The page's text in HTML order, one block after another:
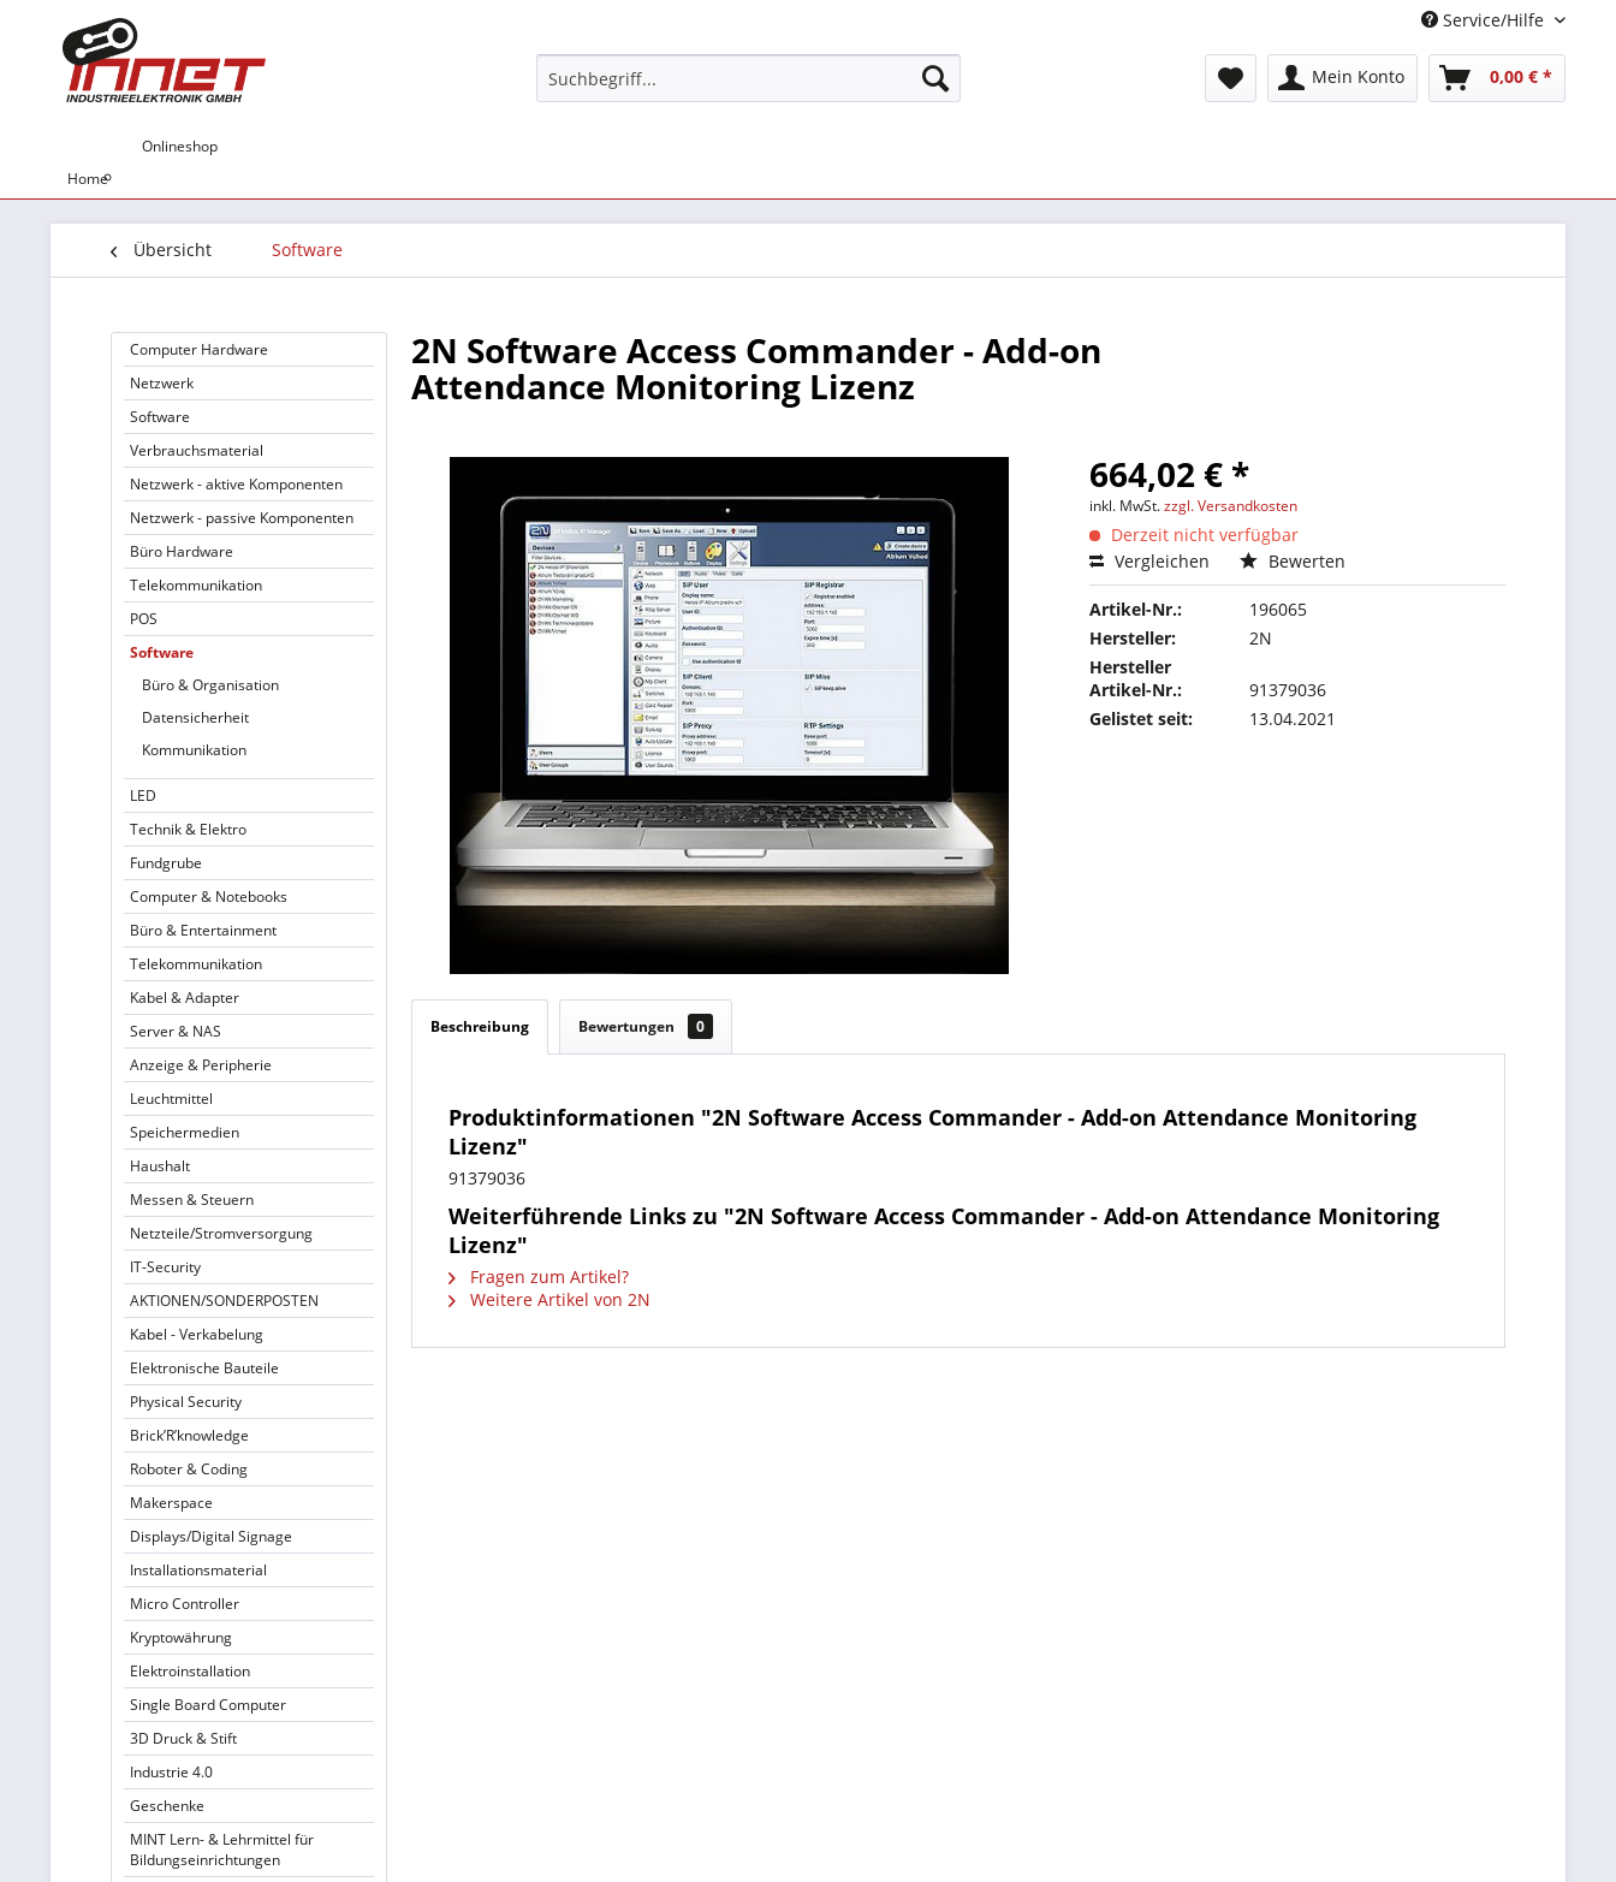
Service/Hilfe
Mein Konto 0,00 € *
Home
Onlineshop
Übersicht Software
Computer Hardware
Netzwerk
Software
Verbrauchsmaterial
Netzwerk - aktive Komponenten
Netzwerk - passive Komponenten
Büro Hardware
Telekommunikation
POS
Software
Büro & Organisation
Datensicherheit
Kommunikation
LED
Technik & Elektro
Fundgrube
Computer & Notebooks
Büro & Entertainment
Telekommunikation
Kabel & Adapter
Server & NAS
Anzeige & Peripherie
Leuchtmittel
Speichermedien
Haushalt
Messen & Steuern
Netzteile/Stromversorgung
IT-Security
AKTIONEN/SONDERPOSTEN
Kabel - Verkabelung
Elektronische Bauteile
Physical Security
Brick’R’knowledge
Roboter & Coding
Makerspace
Displays/Digital Signage
Installationsmaterial
Micro Controller
Kryptowährung
Elektroinstallation
Single Board Computer
3D Druck & Stift
Industrie 4.0
Geschenke
MINT Lern- & Lehrmittel für
Bildungseinrichtungen
2N Software Access Commander - Add-on
Attendance Monitoring Lizenz
664,02 € *
inkl. MwSt.zzgl. Versandkosten
Derzeit nicht verfügbar
Vergleichen
Bewerten
Artikel-Nr.:
196065
Hersteller:
2N
Hersteller
Artikel-Nr.:
91379036
Gelistet seit:
13.04.2021
Beschreibung Bewertungen 0
Produktinformationen "2N Software Access Commander - Add-on Attendance Monitoring
Lizenz"
91379036
Weiterführende Links zu "2N Software Access Commander - Add-on Attendance Monitoring
Lizenz"
Fragen zum Artikel?
Weitere Artikel von 2N